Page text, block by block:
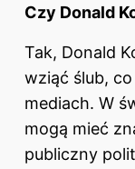
Czy Donald
Tak, Donald
wziąć ślub,
mediach. W
mogą mieć
publiczny